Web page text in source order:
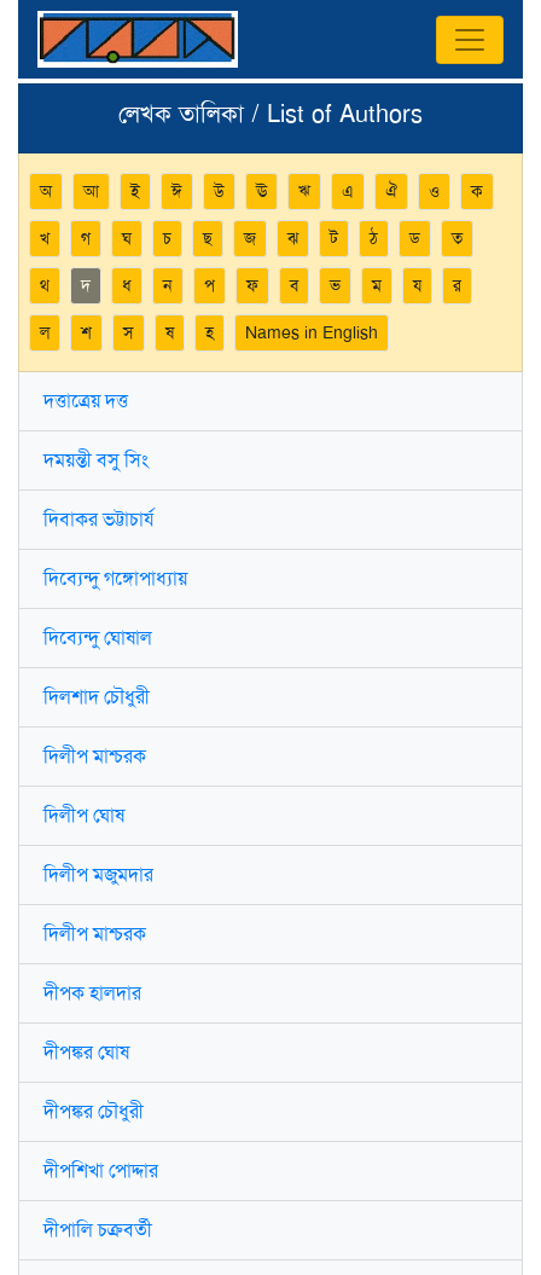
লেখক তালিকা / List of Authors
অ আ ই ঈ উ ঊ ঋ এ ঐ ও ক
খ গ ঘ চ ছ জ ঝ ট ঠ ড ত
থ দ ধ ন প ফ ব ভ ম য র
ল শ স ষ হ Names in English
দত্তাত্রেয় দত্ত
দময়ন্তী বসু সিং
দিবাকর ভট্টাচার্য
দিব্যেন্দু গঙ্গোপাধ্যায়
দিব্যেন্দু ঘোষাল
দিলশাদ চৌধুরী
দিলীপ মাশ্চরক
দিলীপ ঘোষ
দিলীপ মজুমদার
দিলীপ মাশ্চরক
দীপক হালদার
দীপঙ্কর ঘোষ
দীপঙ্কর চৌধুরী
দীপশিখা পোদ্দার
দীপালি চক্রবর্তী